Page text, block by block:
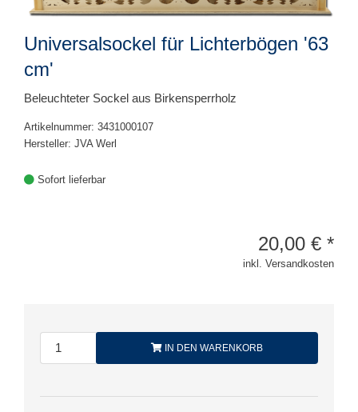
Universalsockel für Lichterbögen '63
cm'
Beleuchteter Sockel aus Birkensperrholz
Artikelnummer: 3431000107
Hersteller: JVA Werl
Sofort lieferbar
20,00 € *
inkl. Versandkosten
IN DEN WARENKORB